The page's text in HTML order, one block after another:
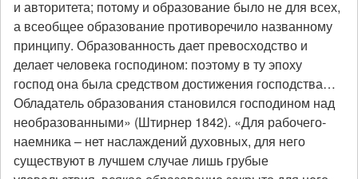
и авторитета; потому и образование было не для всех,
а всеобщее образование противоречило названному
принципу. Образованность дает превосходство и
делает человека господином: поэтому в ту эпоху
господ она была средством достижения господства…
Обладатель образования становился господином над
необразованными» (Штирнер 1842). «Для рабочего-
наемника – нет наслаждений духовных, для него
существуют в лучшем случае лишь грубые